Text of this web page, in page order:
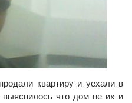
квартиру и уехали в
что дом не их и